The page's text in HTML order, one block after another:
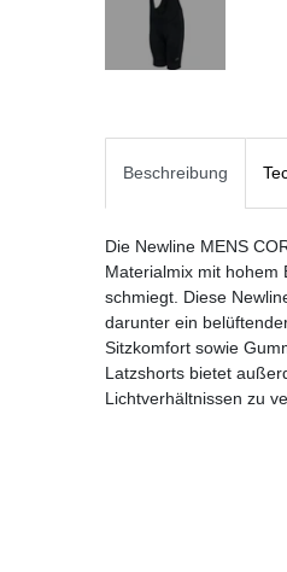
Beschreibung
Die Newline MENS
Materialmix mit hohem
schmiegt. Diese
darunter ein
Sitzkomfort sowie
Latzshorts bietet
Lichtverhältnissen zu